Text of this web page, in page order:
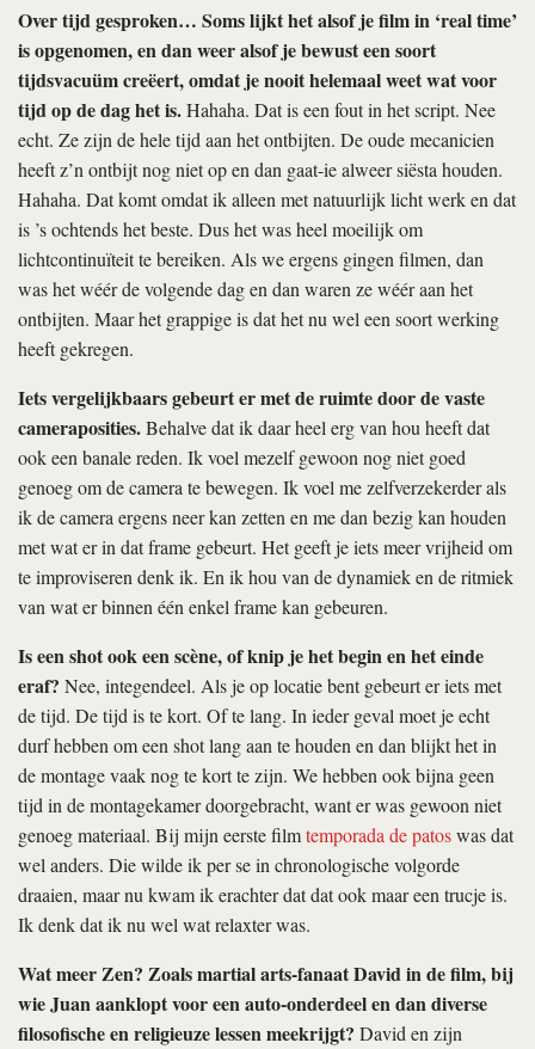
Over tijd gesproken… Soms lijkt het alsof je film in ‘real time’
is opgenomen, en dan weer alsof je bewust een soort
tijdsvacuüm creëert, omdat je nooit helemaal weet wat voor
tijd op de dag het is.Hahaha. Dat is een fout in het script. Nee
echt. Ze zijn de hele tijd aan het ontbijten. De oude mecanicien
heeft z’n ontbijt nog niet op en dan gaat-ie alweer siësta houden.
Hahaha. Dat komt omdat ik alleen met natuurlijk licht werk en dat
is ’s ochtends het beste. Dus het was heel moeilijk om
lichtcontinuïteit te bereiken. Als we ergens gingen filmen, dan
was het wéér de volgende dag en dan waren ze wéér aan het
ontbijten. Maar het grappige is dat het nu wel een soort werking
heeft gekregen.
Iets vergelijkbaars gebeurt er met de ruimte door de vaste
cameraposities.Behalve dat ik daar heel erg van hou heeft dat
ook een banale reden. Ik voel mezelf gewoon nog niet goed
genoeg om de camera te bewegen. Ik voel me zelfverzekerder als
ik de camera ergens neer kan zetten en me dan bezig kan houden
met wat er in dat frame gebeurt. Het geeft je iets meer vrijheid om
te improviseren denk ik. En ik hou van de dynamiek en de ritmiek
van wat er binnen één enkel frame kan gebeuren.
Is een shot ook een scène, of knip je het begin en het einde
eraf? Nee, integendeel. Als je op locatie bent gebeurt er iets met
de tijd. De tijd is te kort. Of te lang. In ieder geval moet je echt
durf hebben om een shot lang aan te houden en dan blijkt het in
de montage vaak nog te kort te zijn. We hebben ook bijna geen
tijd in de montagekamer doorgebracht, want er was gewoon niet
genoeg materiaal. Bij mijn eerste filmtemporada de patoswas dat
wel anders. Die wilde ik per se in chronologische volgorde
draaien, maar nu kwam ik erachter dat dat ook maar een trucje is.
Ik denk dat ik nu wel wat relaxter was.
Wat meer Zen? Zoals martial arts-fanaat David in de film, bij
wie Juan aanklopt voor een auto-onderdeel en dan diverse
filosofische en religieuze lessen meekrijgt? David en zijn